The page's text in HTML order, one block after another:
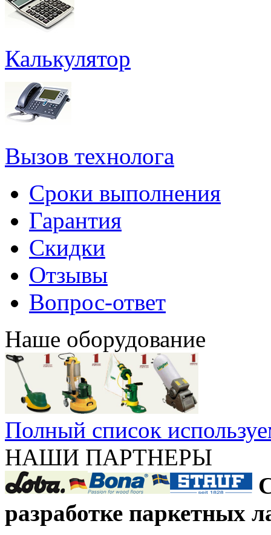
Калькулятор
Вызов технолога
Сроки выполнения
Гарантия
Скидки
Отзывы
Вопрос-ответ
Наше оборудование
Полный список
НАШИ ПАРТНЕРЫ
разработке паркетных